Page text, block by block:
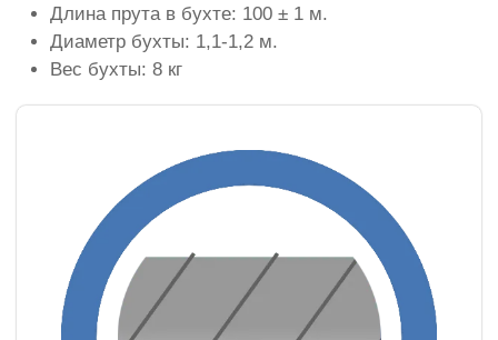
Длина прута в бухте: 100 ± 1 м.
Диаметр бухты: 1,1-1,2 м.
Вес бухты: 8 кг